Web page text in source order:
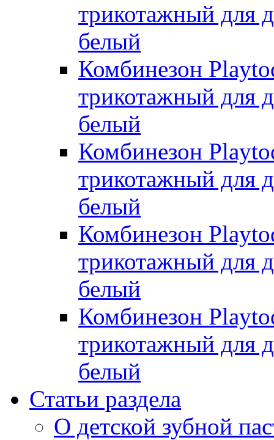
трикотажный для
белый
Комбинезон
трикотажный для
белый
Комбинезон
трикотажный для
белый
Комбинезон
трикотажный для
белый
Комбинезон
трикотажный для
белый
Статьи раздела
О детской зубной